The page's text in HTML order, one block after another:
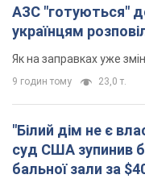
АЗС "готуються"
українцям
Як на заправках уже
9 годин тому 23,0 т.
"Білий дім не є
суд США зупинив
бальної зали за